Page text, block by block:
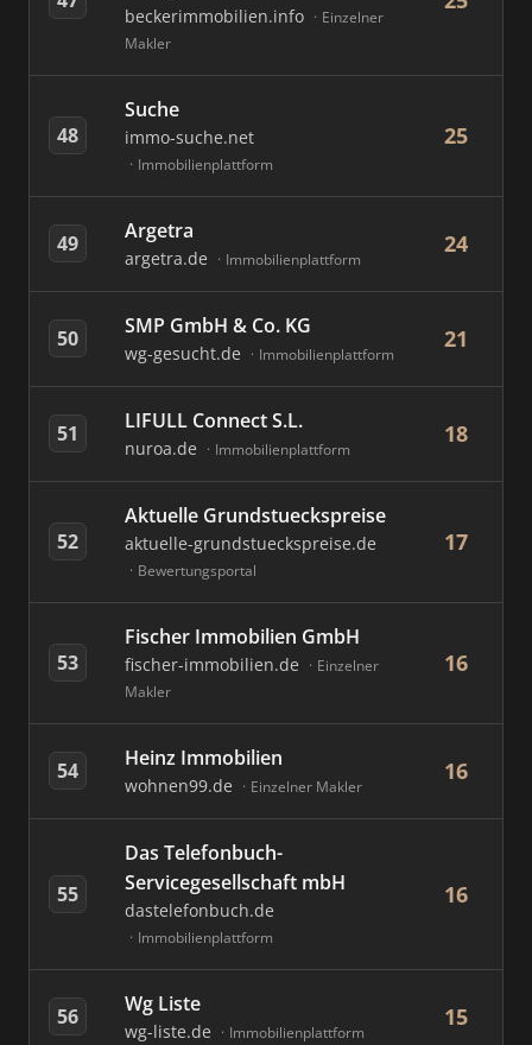
beckerimmobilien.info
Einzelner
Makler
48
Suche
immo-suche.net
Immobilienplattform
25
49 Argetra
argetra.de Immobilienplattform
24
50 SMP GmbH & Co. KG
wg-gesucht.de Immobilienplattform
21
51 LIFULL Connect S.L.
nuroa.de Immobilienplattform
18
52
Aktuelle Grundstueckspreise
aktuelle-grundstueckspreise.de
Bewertungsportal
17
53
Fischer Immobilien GmbH
fischer-immobilien.de
Einzelner
Makler
16
54 Heinz Immobilien
wohnen99.de Einzelner Makler
16
55
Das Telefonbuch-
Servicegesellschaft mbH
dastelefonbuch.de
Immobilienplattform
16
56 Wg Liste
wg-liste.de Immobilienplattform
15